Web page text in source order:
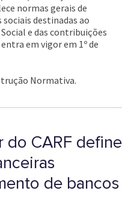
normas gerais de
destinadas ao
e das contribuições
em vigor em 1º de
Normativa.
do CARF define
de bancos